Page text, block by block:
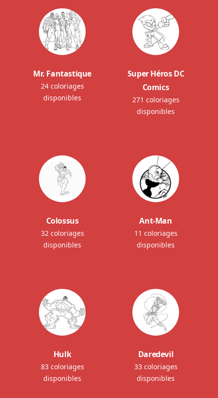
Mr. Fantastique
24 coloriages
disponibles
Super Héros DC
Comics
271 coloriages
disponibles
Colossus
32 coloriages
disponibles
Ant-Man
11 coloriages
disponibles
Hulk
83 coloriages
disponibles
Daredevil
33 coloriages
disponibles